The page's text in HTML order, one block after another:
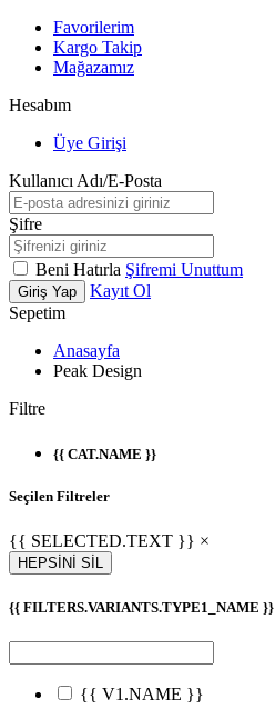
Favorilerim
Kargo Takip
Mağazamız
Hesabım
Üye Girişi
Kullanıcı Adı/E-Posta
Şifre
Beni Hatırla Şifremi Unuttum
Giriş Yap
Kayıt Ol
Sepetim
Anasayfa
Peak Design
Filtre
{{ CAT.NAME }}
Seçilen Filtreler
{{ SELECTED.TEXT }} ×
HEPSİNİ SİL
{{ FILTERS.VARIANTS.TYPE1_NAME }}
{{ V1.NAME }}